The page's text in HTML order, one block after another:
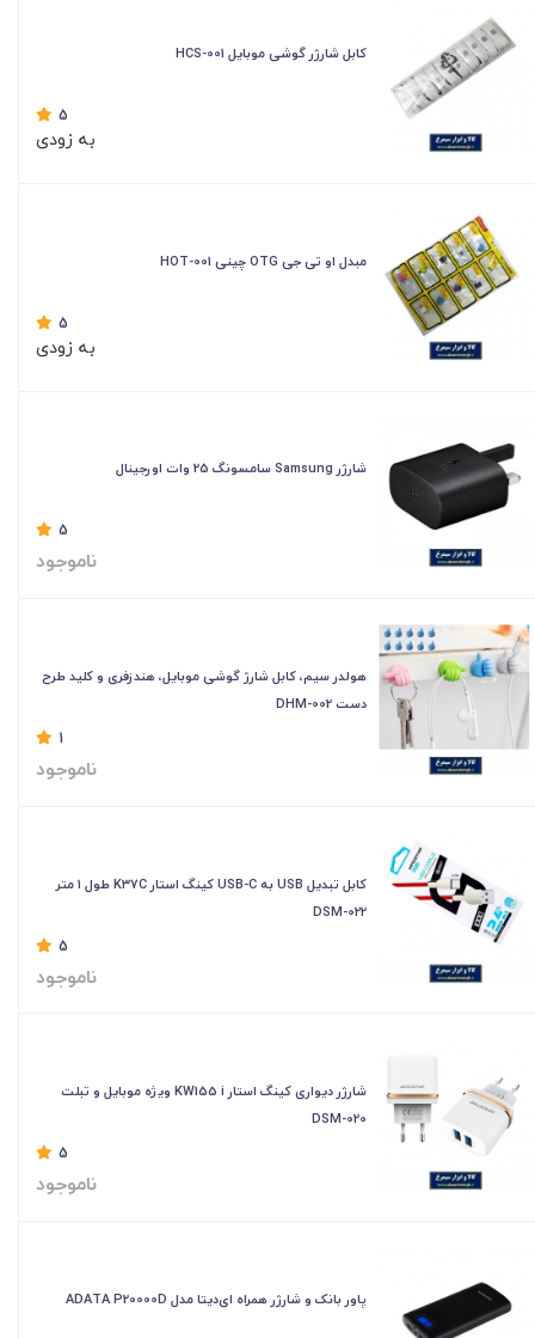
کابل شارژر گوشی موبایل HCS-001
5
به زودی
مبدل او تی جی OTG چینی HOT-001
5
به زودی
شارژر Samsung سامسونگ 25 وات اورجینال
5
ناموجود
هولدر سیم، کابل شارژ گوشی موبایل، هندزفری و کلید طرح
دست DHM-002
1
ناموجود
کابل تبدیل USB به USB-C کینگ استار K37C طول 1 متر
DSM-022
5
ناموجود
شارژر دیواری کینگ استار KW155 i ویژه موبایل و تبلت
DSM-020
5
ناموجود
پاور بانک و شارژر همراه ای‌دیتا مدل ADATA P20000D